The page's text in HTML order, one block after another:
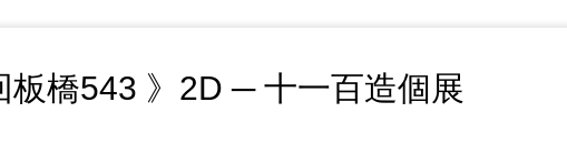
板橋543 》2D ─ 十一百造個展